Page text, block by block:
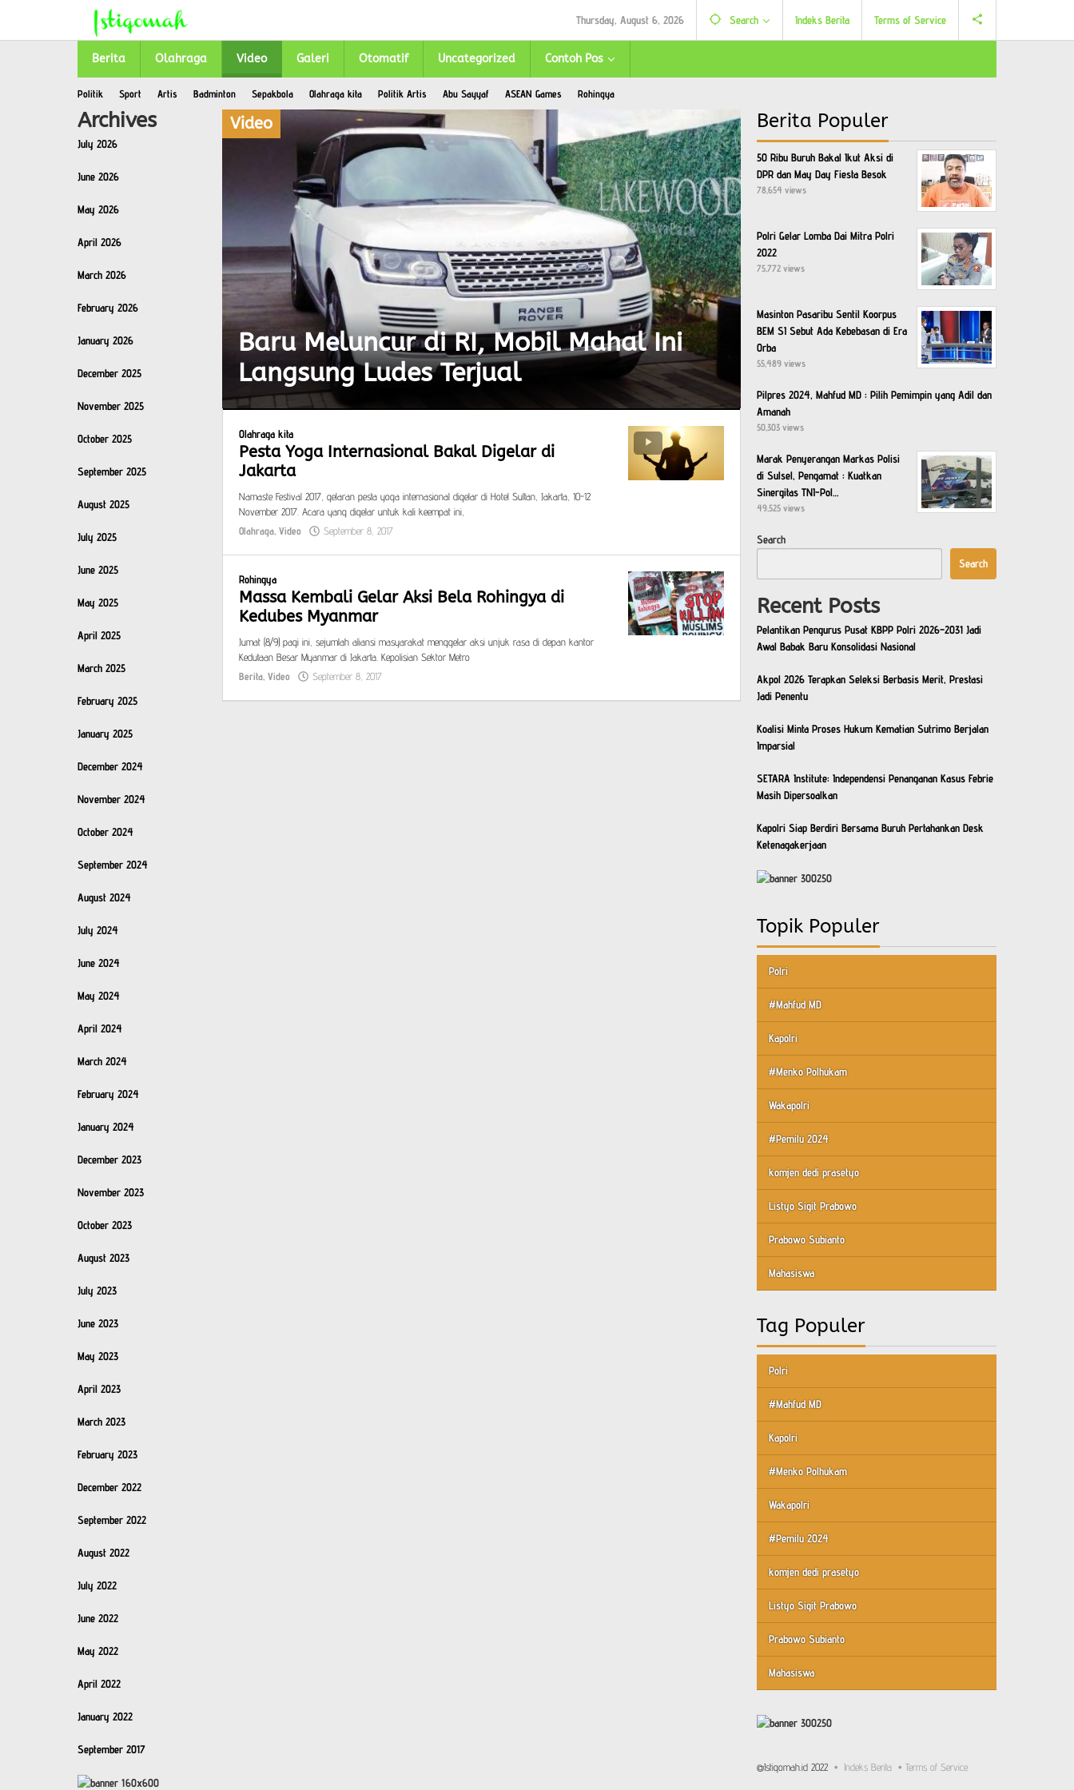
content
Thursday, August 6, 2026 Search Indeks Berita Terms of Service
Berita Olahraga Video Galeri Otomatif Uncategorized Contoh Pos
Politik Sport Artis Badminton Sepakbola Olahraga kita Politik Artis Abu Sayyaf ASEAN Games Rohingya
Archives
July 2026
June 2026
May 2026
April 2026
March 2026
February 2026
January 2026
December 2025
November 2025
October 2025
September 2025
August 2025
July 2025
June 2025
May 2025
April 2025
March 2025
February 2025
January 2025
December 2024
November 2024
October 2024
September 2024
August 2024
July 2024
June 2024
May 2024
April 2024
March 2024
February 2024
January 2024
December 2023
November 2023
October 2023
August 2023
July 2023
June 2023
May 2023
April 2023
March 2023
February 2023
December 2022
September 2022
August 2022
July 2022
June 2022
May 2022
April 2022
January 2022
September 2017
Baru Meluncur di RI, Mobil Mahal Ini
Langsung Ludes Terjual
Video
September
2017
Khozinud
Video
Olahraga kita
Pesta Yoga Internasional Bakal Digelar di
Jakarta
Namaste Festival 2017, gelaran pesta yoga internasional digelar di Hotel Sultan, Jakarta, 10-12
November 2017. Acara yang digelar untuk kali keempat ini,
Olahraga,Video September 8, 2017
Rohingya
Massa Kembali Gelar Aksi Bela Rohingya di
Kedubes Myanmar
Jumat (8/9) pagi ini, sejumlah aliansi masyarakat menggelar aksi unjuk rasa di depan kantor
Kedutaan Besar Myanmar di Jakarta. Kepolisian Sektor Metro
Berita,Video September 8, 2017
Berita Populer
50 Ribu Buruh Bakal Ikut Aksi di
DPR dan May Day Fiesta Besok
78,654 views
Polri Gelar Lomba Dai Mitra Polri
2022
75,772 views
Masinton Pasaribu Sentil Koorpus
BEM SI Sebut Ada Kebebasan di Era
Orba
55,489 views
Pilpres 2024, Mahfud MD : Pilih Pemimpin yang Adil dan
Amanah
50,303 views
Marak Penyerangan Markas Polisi
di Sulsel, Pengamat : Kuatkan
Sinergitas TNI-Pol…
49,525 views
Search
Search
Recent Posts
Pelantikan Pengurus Pusat KBPP Polri 2026–2031 Jadi
Awal Babak Baru Konsolidasi Nasional
Akpol 2026 Terapkan Seleksi Berbasis Merit, Prestasi
Jadi Penentu
Koalisi Minta Proses Hukum Kematian Sutrimo Berjalan
Imparsial
SETARA Institute: Independensi Penanganan Kasus Febrie
Masih Dipersoalkan
Kapolri Siap Berdiri Bersama Buruh Pertahankan Desk
Ketenagakerjaan
Topik Populer
Polri
#Mahfud MD
Kapolri
#Menko Polhukam
Wakapolri
#Pemilu 2024
komjen dedi prasetyo
Listyo Sigit Prabowo
Prabowo Subianto
Mahasiswa
Tag Populer
Polri
#Mahfud MD
Kapolri
#Menko Polhukam
Wakapolri
#Pemilu 2024
komjen dedi prasetyo
Listyo Sigit Prabowo
Prabowo Subianto
Mahasiswa
@Istiqomah.id 2022 Indeks Berita Terms of Service